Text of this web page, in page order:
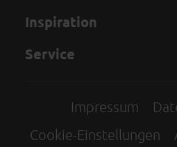
Inspiration
Service
Impressum
Cookie-Einstellungen